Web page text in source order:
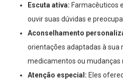
Escuta ativa: Farmacêuticos
ouvir suas dúvidas e
Aconselhamento
orientações adaptadas à sua
medicamentos ou mudanças
Atenção especial: Eles